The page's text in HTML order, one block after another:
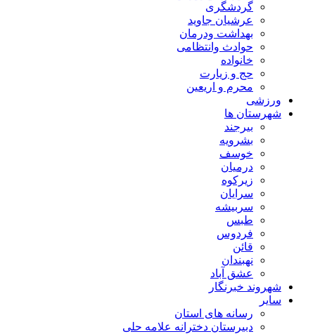
گردشگری
عرشیان جاوید
بهداشت ودرمان
حوادث وانتظامی
خانواده
حج و زیارت
محرم و اریعین
ورزشی
شهرستان ها
بیرجند
بشرویه
خوسف
درمیان
زیرکوه
سرایان
سربیشه
طبس
فردوس
قائن
نهبندان
عشق آباد
شهروند خبرنگار
سایر
رسانه های استان
دبیرستان دخترانه علامه حلی